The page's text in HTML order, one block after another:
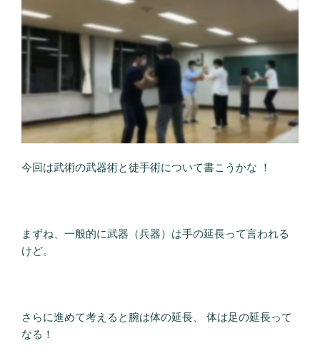
今回は武術の武器術と徒手術について書こうかな ！
まずね、一般的に武器（兵器）は手の延長って言われる
けど。
さらに進めて考えると腕は体の延長、 体は足の延長って
なる！